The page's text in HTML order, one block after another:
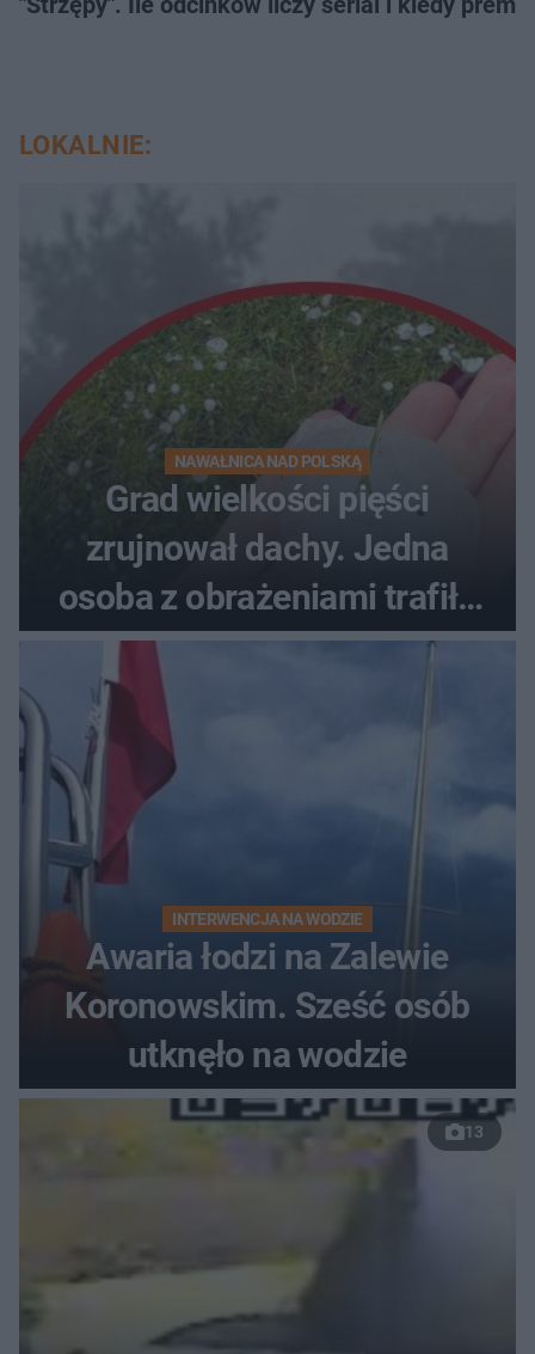
LOKALNIE:
NAWAŁNICA NAD POLSKĄ
Grad wielkości pięści
zrujnował dachy. Jedna
osoba z obrażeniami trafiła
do szpitala
INTERWENCJA NA WODZIE
Awaria łodzi na Zalewie
Koronowskim. Sześć osób
utknęło na wodzie
13